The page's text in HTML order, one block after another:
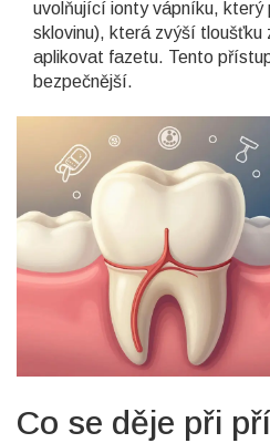
uvolňující ionty vápníku, který
sklovinu), která zvýší tloušťku
aplikovat fazetu. Tento
bezpečnější.
Co se děje při